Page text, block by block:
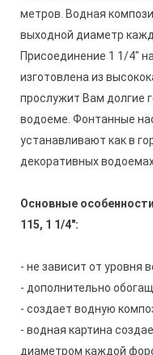
метров. Водная
выходной диаметр
Присоединение 1 1/4"
изготовлена из
прослужит Вам долгие
водоеме. Фонтанные
устанавливают как в
декоративных
Основные
115, 1 1/4":
- не зависит от уровня
- дополнительно
- создает водную
- водная картина
диаметром каждой